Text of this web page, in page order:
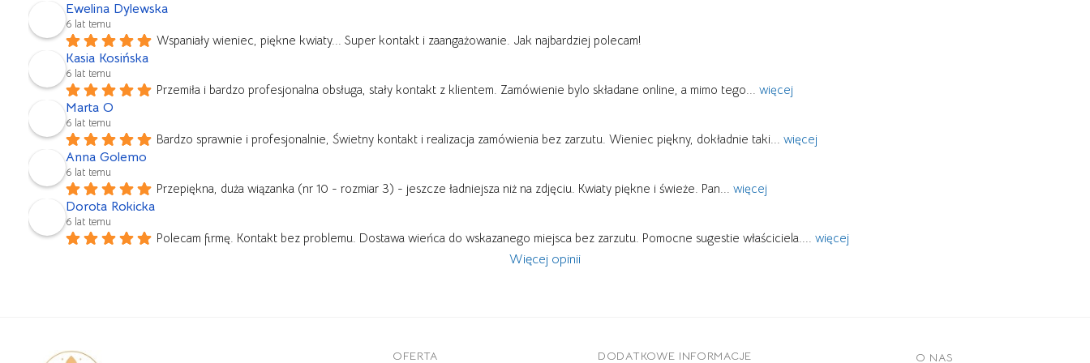
Ewelina Dylewska
6 lat temu
Wspaniały wieniec, piękne kwiaty... Super kontakt i zaangażowanie. Jak najbardziej polecam!
Kasia Kosińska
6 lat temu
Przemiła i bardzo profesjonalna obsługa, stały kontakt z klientem. Zamówienie bylo składane online, a mimo tego... więcej
Marta O
6 lat temu
Bardzo sprawnie i profesjonalnie, Świetny kontakt i realizacja zamówienia bez zarzutu. Wieniec piękny, dokładnie taki... więcej
Anna Golemo
6 lat temu
Przepiękna, duża wiązanka (nr 10 - rozmiar 3) - jeszcze ładniejsza niż na zdjęciu. Kwiaty piękne i świeże. Pan... więcej
Dorota Rokicka
6 lat temu
Polecam firmę. Kontakt bez problemu. Dostawa wieńca do wskazanego miejsca bez zarzutu. Pomocne sugestie właściciela.... więcej
Więcej opinii
OFERTA DODATKOWE INFORMACJE O NAS